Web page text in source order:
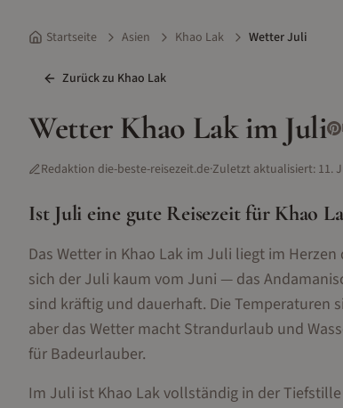
Startseite Asien Khao Lak Wetter Juli
Zurück zu Khao Lak
Wetter Khao Lakim Juli
Redaktion die-beste-reisezeit.de·Zuletzt aktualisiert: 11.
Ist Juli eine gute Reisezeit für Khao
Das Wetter in Khao Lak im Juli liegt im
sich der Juli kaum vom Juni — das
sind kräftig und dauerhaft. Die Temperaturen
aber das Wetter macht Strandurlaub und
für Badeurlauber.
Im Juli ist Khao Lak vollständig in der